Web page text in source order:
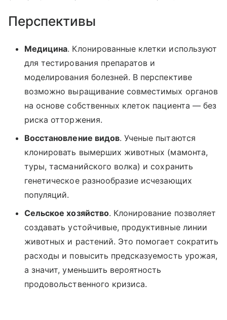
Перспективы
Медицина. Клонированные клетки используют
для тестирования препаратов и
моделирования болезней. В перспективе
возможно выращивание совместимых органов
на основе собственных клеток пациента — без
риска отторжения.
Восстановление видов. Ученые пытаются
клонировать вымерших животных (мамонта,
туры, тасманийского волка) и сохранить
генетическое разнообразие исчезающих
популяций.
Сельское хозяйство. Клонирование позволяет
создавать устойчивые, продуктивные линии
животных и растений. Это помогает сократить
расходы и повысить предсказуемость урожая,
а значит, уменьшить вероятность
продовольственного кризиса.